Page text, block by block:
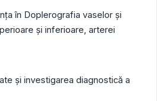
în Doplerografia vaselor și
și inferioare, arterei
și investigarea diagnostică a